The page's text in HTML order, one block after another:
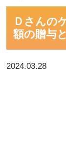
Ｄさんの
額の贈与
2024.03.28